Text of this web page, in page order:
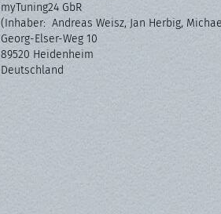
myTuning24 GbR
(Inhaber: Andreas Weisz, Jan Herbig,
Georg-Elser-Weg 10
89520 Heidenheim
Deutschland